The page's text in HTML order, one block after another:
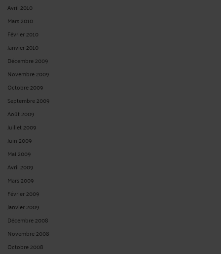
Avril 2010
Mars 2010
Février 2010
Janvier 2010
Décembre 2009
Novembre 2009
Octobre 2009
Septembre 2009
Août 2009
Juillet 2009
Juin 2009
Mai 2009
Avril 2009
Mars 2009
Février 2009
Janvier 2009
Décembre 2008
Novembre 2008
Octobre 2008